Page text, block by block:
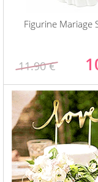
Figurine Mariage
11.90 €